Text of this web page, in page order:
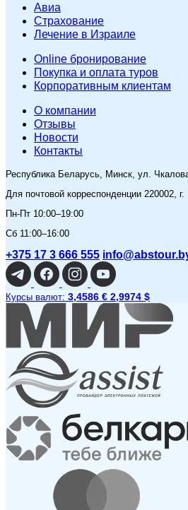
Авиа
Страхование
Лечение в Израиле
Online бронирование
Покупка и оплата туров
Корпоративным клиентам
O компании
Отзывы
Новости
Контакты
Республика Беларусь, Минск, ул.
Для почтовой корреспонденции 220002,
Пн-Пт 10:00–19:00
Сб 11:00–16:00
+375 17 3 666 555
Курсы валют: 3,4586 € 2,9974 $